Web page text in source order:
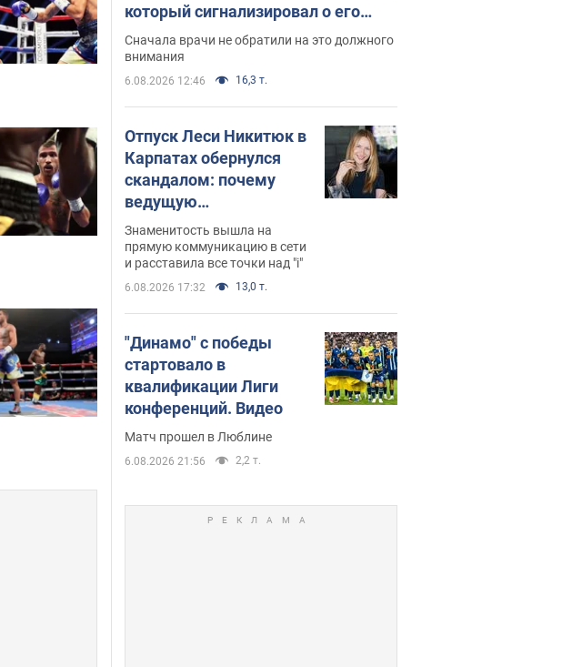
который сигнализировал о его
"агрессивном" раке
Сначала врачи не обратили на это должного
внимания
6.08.2026 12:46 16,3 т.
Отпуск Леси Никитюк в
Карпатах обернулся
скандалом: почему
ведущую
несправедливо
захейтили
Знаменитость вышла на
прямую коммуникацию в сети
и расставила все точки над "i"
6.08.2026 17:32 13,0 т.
"Динамо" с победы
стартовало в
квалификации Лиги
конференций. Видео
Матч прошел в Люблине
6.08.2026 21:56 2,2 т.